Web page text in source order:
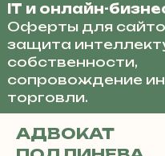
IT и онлайн-
Оферты для
защита
собственности,
сопровождение
торговли.
АДВОКАТ